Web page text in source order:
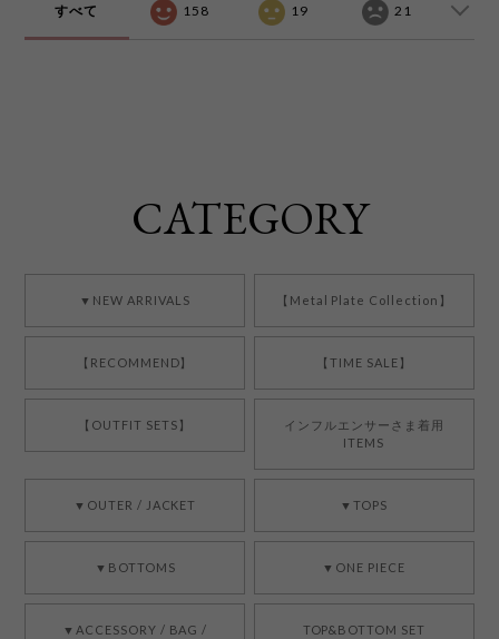
すべて 158 19 21
CATEGORY
▼NEW ARRIVALS 【Metal Plate Collection】
【RECOMMEND】 【TIME SALE】
【OUTFIT SETS】
インフルエンサーさま着用
ITEMS
▼OUTER / JACKET ▼TOPS
▼BOTTOMS ▼ONE PIECE
▼ACCESSORY / BAG /
TOP&BOTTOM SET